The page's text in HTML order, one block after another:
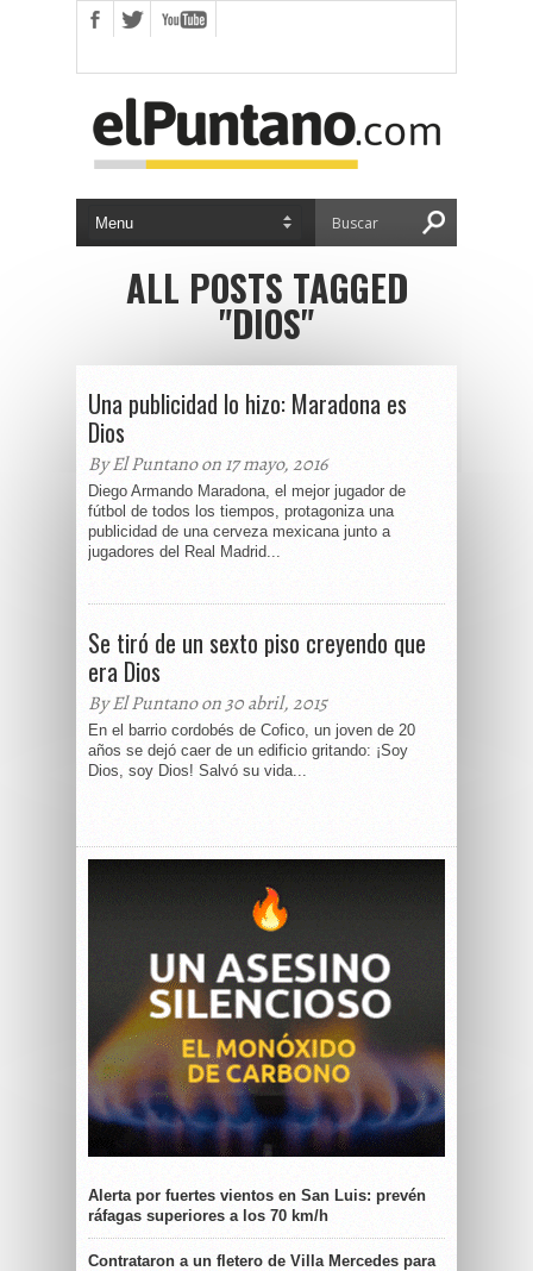
ALL POSTS TAGGED
"DIOS"
Una publicidad lo hizo: Maradona es
Dios
By El Puntano on 17 mayo, 2016
Diego Armando Maradona, el mejor jugador de
fútbol de todos los tiempos, protagoniza una
publicidad de una cerveza mexicana junto a
jugadores del Real Madrid...
Se tiró de un sexto piso creyendo que
era Dios
By El Puntano on 30 abril, 2015
En el barrio cordobés de Cofico, un joven de 20
años se dejó caer de un edificio gritando: ¡Soy
Dios, soy Dios! Salvó su vida...
Alerta por fuertes vientos en San Luis: prevén
ráfagas superiores a los 70 km/h
Contrataron a un fletero de Villa Mercedes para